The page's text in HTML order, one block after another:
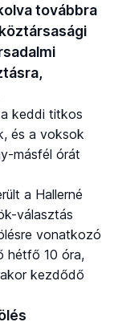
továbbra
keddi titkos
és a voksok
másfél órát
a Hallerné
választás
vonatkozó
hétfő 10 óra,
kezdődő